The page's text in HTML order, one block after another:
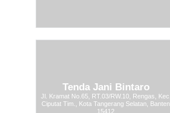
Tenda Jani Bintaro
Jl. Kramat No.65, RT.03/RW.10, Rengas, Kec.
Ciputat Tim., Kota Tangerang Selatan, Banten
15412